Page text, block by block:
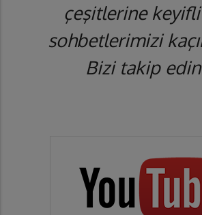
çeşitlerine
sohbetlerimizi
Bizi takip